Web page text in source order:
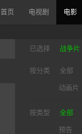
首页 电视剧 电影
已选择 战争片
按分类 全部
动画片
按类型 全部
预告